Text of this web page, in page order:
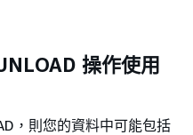
操作使用
，則您的資料中可能包括